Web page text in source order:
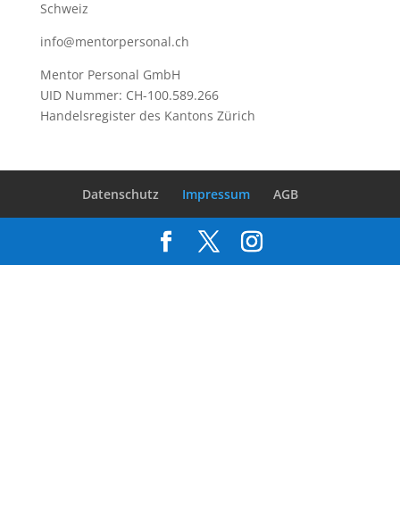
Schweiz
info@mentorpersonal.ch
Mentor Personal GmbH
UID Nummer: CH-100.589.266
Handelsregister des Kantons Zürich
Datenschutz Impressum AGB